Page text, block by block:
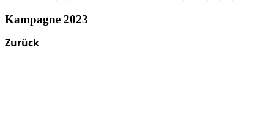
Kampagne 2023
Zurück